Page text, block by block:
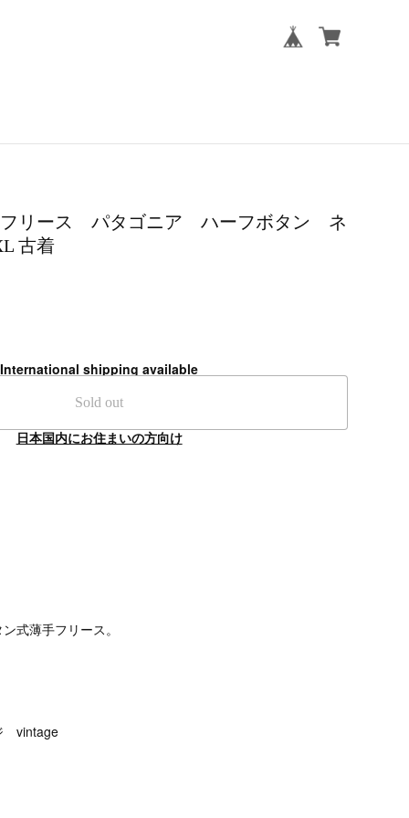
フリース パタゴニア ハーフボタン ネ
古着
International shipping available
Sold out
日本国内にお住まいの方向け
式薄手フリース。
vintage